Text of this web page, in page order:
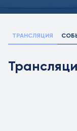
ТРАНСЛЯЦИЯ